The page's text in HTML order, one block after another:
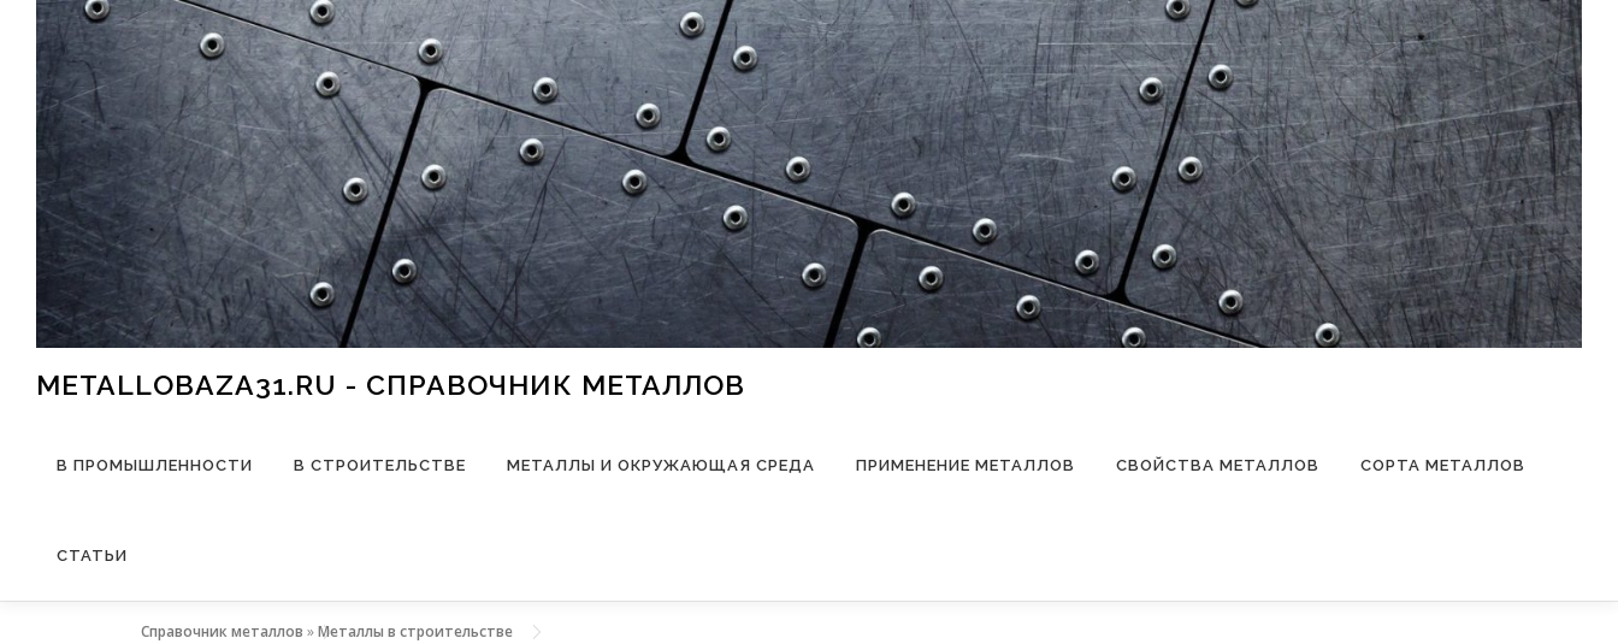
Перейти к содержимому
METALLOBAZA31.RU - СПРАВОЧНИК МЕТАЛЛОВ
В ПРОМЫШЛЕННОСТИ В СТРОИТЕЛЬСТВЕ МЕТАЛЛЫ И ОКРУЖАЮЩАЯ СРЕДА ПРИМЕНЕНИЕ МЕТАЛЛОВ СВОЙСТВА МЕТАЛЛОВ СОРТА МЕТАЛЛОВ
СТАТЬИ
Справочник металлов »Металлы в строительстве